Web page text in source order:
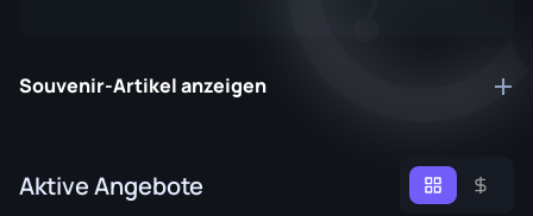
Souvenir-Artikel anzeigen
Aktive Angebote